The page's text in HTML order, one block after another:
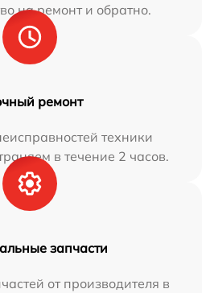
на ремонт и обратно.
ремонт
техники
в течение 2 часов.
запчасти
от производителя в